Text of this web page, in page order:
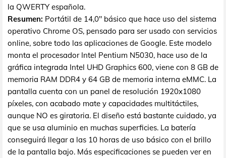
la QWERTY española.
Resumen: Portátil de 14,0" básico que hace uso del sistema
operativo Chrome OS, pensado para ser usado con servicios
online, sobre todo las aplicaciones de Google. Este modelo
monta el procesador Intel Pentium N5030, hace uso de la
gráfica integrada Intel UHD Graphics 600, viene con 8 GB de
memoria RAM DDR4 y 64 GB de memoria interna eMMC. La
pantalla cuenta con un panel de resolución 1920x1080
píxeles, con acabado mate y capacidades multitáctiles,
aunque NO es giratoria. El diseño está bastante cuidado, ya
que se usa aluminio en muchas superficies. La batería
conseguirá llegar a las 10 horas de uso básico con el brillo
de la pantalla bajo. Más especificaciones se pueden ver en